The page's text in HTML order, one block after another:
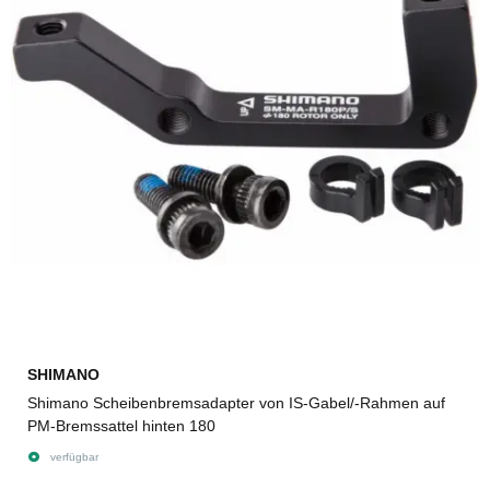
SHIMANO
Shimano Scheibenbremsadapter von IS-Gabel/-Rahmen auf
PM-Bremssattel hinten 180
verfügbar